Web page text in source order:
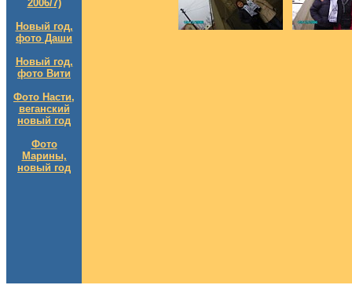
2006/7)
Новый год,
фото Даши
Новый год,
фото Вити
Фото Насти,
веганский
новый год
Фото
Марины,
новый год